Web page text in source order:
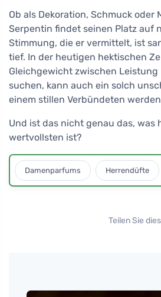
Ob als Dekoration, Schmuck oder
Serpentin findet seinen Platz auf
Stimmung, die er vermittelt, ist
tief. In der heutigen hektischen
Gleichgewicht zwischen Leistung
suchen, kann auch ein solch
einem stillen Verbündeten
Und ist das nicht genau das, was
wertvollsten ist?
Damenparfums Herrendüfte
Teilen Sie dies